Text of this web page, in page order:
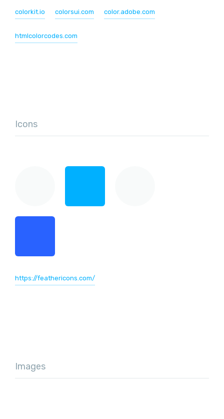
colorkit.io colorsui.com color.adobe.com
htmlcolorcodes.com
Icons
https://feathericons.com/
Images